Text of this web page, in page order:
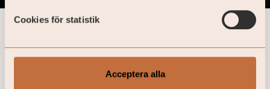
Cookies för statistik
Acceptera alla
Aktuellt
Senaste nytt inom